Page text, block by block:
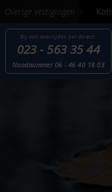
Overige vestigingen
Bij een overlijdenbel direct:
023 - 563 35 44
Noodnummer06 - 46 40 18 03